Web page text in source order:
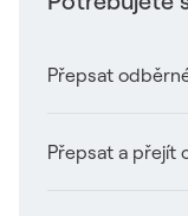
Přepsat
Odkaz se
Přepsat a přejít